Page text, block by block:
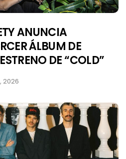
ANUNCIA
ÁLBUM DE
DE “COLD”
2026